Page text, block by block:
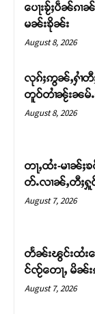
တႃႇႁႂ်ႈသဵ
တ်ႇ တူဝ်ႈ
ပေႃးၶႂ်ႈပဵၼ်ၵၢၼ်
မၼ်းၶိုၼ်း
August 8, 2026
လုၵ်ႈဢွၼ်ႇႁၢႆတီ
တူဝ်တၢႆၼႂ်းၼမ်ႉ
August 8, 2026
တႃႇထႆး-မၢၼ်ႈ
တ်ႉလၢၼ်ႇတီႈႁူ
August 7, 2026
တႅၼ်းၽွင်းထႆးၵ
င်ၸႂ်တေႃႇ မိၼ်း
August 7, 2026